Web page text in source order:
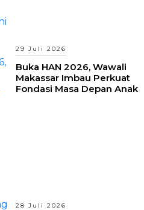
29 Juli 2026
Buka HAN 2026, Wawali
Makassar Imbau Perkuat
Fondasi Masa Depan Anak
28 Juli 2026